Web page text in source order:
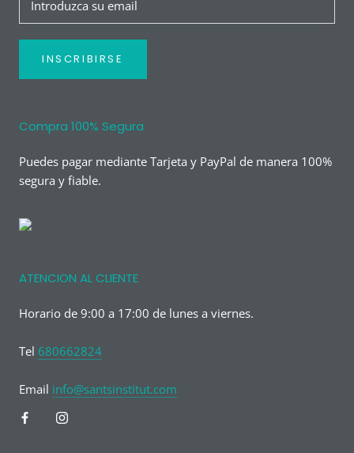
INSCRIBIRSE
Compra 100% Segura
Puedes pagar mediante Tarjeta y PayPal de manera 100%
segura y fiable.
ATENCION AL CLIENTE
Horario de 9:00 a 17:00 de lunes a viernes.
Tel 680662824
Email info@santsinstitut.com